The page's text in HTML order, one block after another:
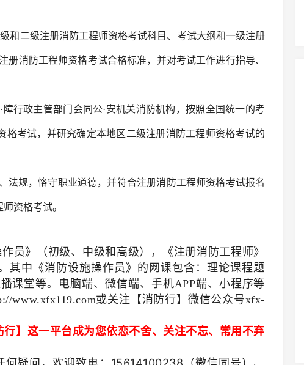
二级注册消防工程师资格考试科目、考试大纲和一级注册
册消防工程师资格考试合格标准，并对考试工作进行指导、
政主管部门会同公·安机关消防机构，按照全国统一的考
考试，并研究确定本地区二级注册消防工程师资格考试的
规，恪守职业道德，并符合注册消防工程师资格考试报名
资格考试。
员》（初级、中级和高级） ， 《注册消防工程师》
其中 《消防设施操作员》的网课包含：理论课程题
课堂等。电脑端、微信端、手机APP端、小程序等
www.xfx119.com或关注【消防行】微信公众号xfx-
行】这一平台成为您依恋不舍、关注不忘、常用不弃